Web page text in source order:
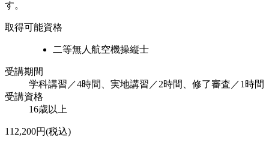
す。
取得可能資格
二等無人航空機操縦士
受講期間
学科講習／4時間、実地講習／2時間、修了審査／1時間
受講資格
16歳以上
112,200円(税込)